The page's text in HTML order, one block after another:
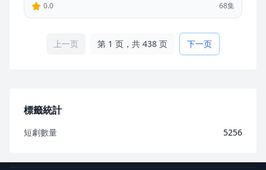
0.0 68集
上一页 第 1 页，共 438 页 下一页
標籤統計
短劇數量 5256